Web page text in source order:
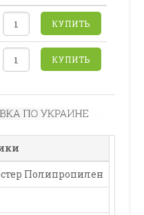
КУПИТЬ
КУПИТЬ
Полипропилен